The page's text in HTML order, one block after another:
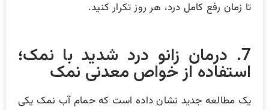
تا زمان رفع کامل درد، هر روز تکرار کنید.
7. درمان زانو درد شدید با نمک؛
استفاده از خواص معدنی نمک
یک مطالعه جدید نشان داده است که حمام آب نمک یکی